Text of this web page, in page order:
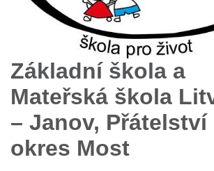
Základní škola a
Mateřská škola
– Janov, Přátelství
okres Most